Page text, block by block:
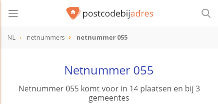
NL netnummers netnummer 055
Netnummer 055
Netnummer 055 komt voor in 14 plaatsen en bij 3
gemeentes